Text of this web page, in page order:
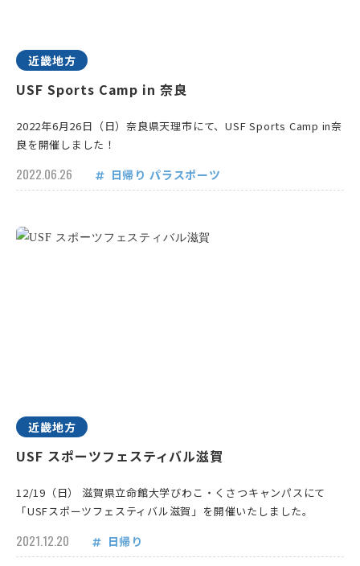
近畿地方
USF Sports Camp in 奈良
2022年6月26日（日）奈良県天理市にて、USF Sports Camp in奈
良を開催しました！
2022.06.26 日帰り パラスポーツ
近畿地方
USF スポーツフェスティバル滋賀
12/19（日） 滋賀県立命館大学びわこ・くさつキャンパスにて
「USFスポーツフェスティバル滋賀」を開催いたしました。
2021.12.20 日帰り